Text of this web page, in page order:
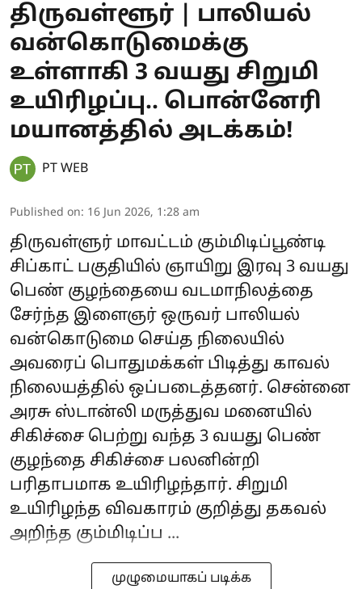
திருவள்ளூர் | பாலியல்
வன்கொடுமைக்கு
உள்ளாகி 3 வயது சிறுமி
உயிரிழப்பு.. பொன்னேரி
மயானத்தில் அடக்கம்!
PT WEB
Published on: 16 Jun 2026, 1:28 am
திருவள்ளுர் மாவட்டம் கும்மிடிப்பூண்டி
சிப்காட் பகுதியில் ஞாயிறு இரவு 3 வயது
பெண் குழந்தையை வடமாநிலத்தை
சேர்ந்த இளைஞர் ஒருவர் பாலியல்
வன்கொடுமை செய்த நிலையில்
அவரைப் பொதுமக்கள் பிடித்து காவல்
நிலையத்தில் ஒப்படைத்தனர். சென்னை
அரசு ஸ்டான்லி மருத்துவ மனையில்
சிகிச்சை பெற்று வந்த 3 வயது பெண்
குழந்தை சிகிச்சை பலனின்றி
பரிதாபமாக உயிரிழந்தார். சிறுமி
உயிரிழந்த விவகாரம் குறித்து தகவல்
அறிந்த கும்மிடிப்ப ...
முழுமையாகப் படிக்க